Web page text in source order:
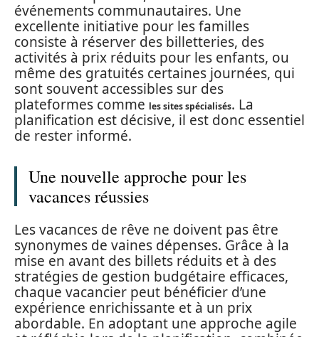
événements communautaires. Une
excellente initiative pour les familles
consiste à réserver des billetteries, des
activités à prix réduits pour les enfants, ou
même des gratuités certaines journées, qui
sont souvent accessibles sur des
plateformes comme les sites spécialisés. La
planification est décisive, il est donc essentiel
de rester informé.
Une nouvelle approche pour les
vacances réussies
Les vacances de rêve ne doivent pas être
synonymes de vaines dépenses. Grâce à la
mise en avant des billets réduits et à des
stratégies de gestion budgétaire efficaces,
chaque vacancier peut bénéficier d’une
expérience enrichissante et à un prix
abordable. En adoptant une approche agile